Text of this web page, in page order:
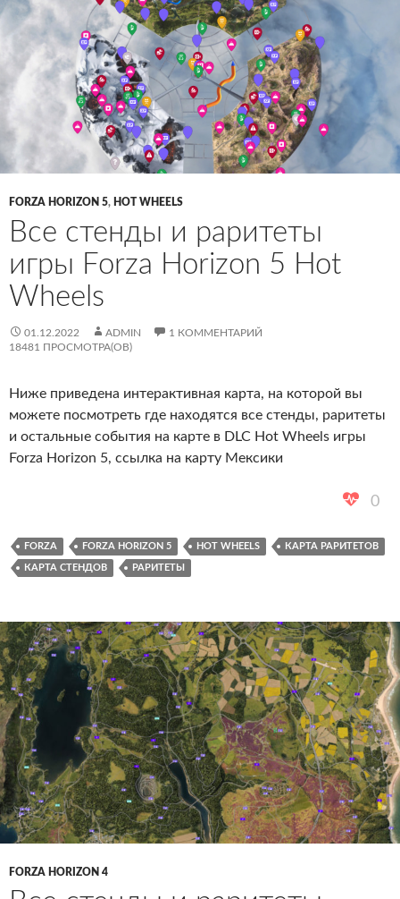
FORZA HORIZON 5, HOT WHEELS
Все стенды и раритеты
игры Forza Horizon 5 Hot
Wheels
01.12.2022 ADMIN
1 КОММЕНТАРИЙ
18481 ПРОСМОТРА(ОВ)
Ниже приведена интерактивная карта, на которой вы
можете посмотреть где находятся все стенды, раритеты
и остальные события на карте в DLC Hot Wheels игры
Forza Horizon 5, ссылка на карту Мексики
0
FORZA FORZA HORIZON 5 HOT WHEELS КАРТА РАРИТЕТОВ
КАРТА СТЕНДОВ РАРИТЕТЫ
FORZA HORIZON 4